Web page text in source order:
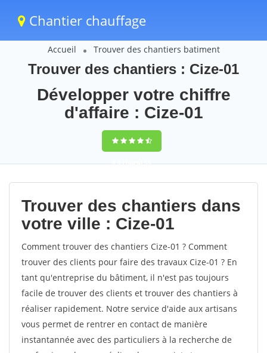
Chantier chauffage
Accueil Trouver des chantiers batiment
Trouver des chantiers : Cize-01
Développer votre chiffre
d'affaire : Cize-01
9,5(100%)59
votes
Trouver des chantiers dans
votre ville : Cize-01
Comment trouver des chantiers Cize-01 ? Comment
trouver des clients pour faire des travaux Cize-01 ? En
tant qu'entreprise du bâtiment, il n'est pas toujours
facile de trouver des clients et trouver des chantiers à
réaliser rapidement. Notre service d'aide aux artisans
vous permet de rentrer en contact de manière
instantannée avec des particuliers à la recherche de